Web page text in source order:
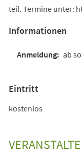
teil. Termine unter:
Informationen
ab
Eintritt
kostenlos